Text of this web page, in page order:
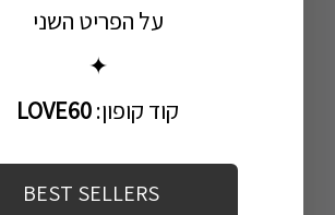
על הפריט השני
✦
LOVE60 :קוד קופון
BEST SELLERS